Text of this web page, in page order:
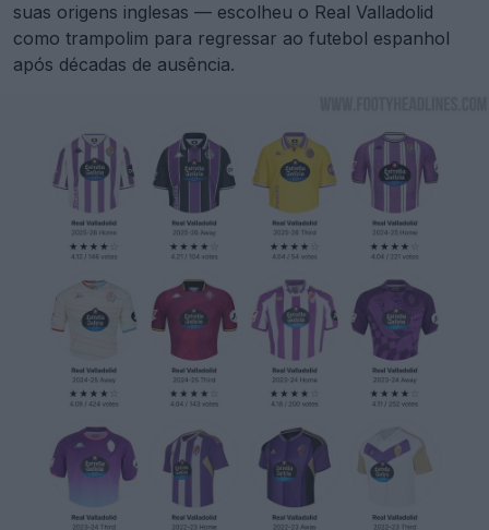
suas origens inglesas — escolheu o Real Valladolid
como trampolim para regressar ao futebol espanhol
após décadas de ausência.